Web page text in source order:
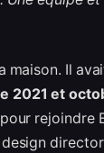
maison. Il
2021 et
rejoindre